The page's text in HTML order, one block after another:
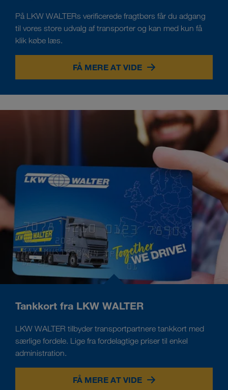
På LKW WALTERs verificerede fragtbørs får du adgang
til vores store udvalg af transporter og kan med kun få
klik købe læs.
FÅ MERE AT VIDE
Tankkort fra LKW WALTER
LKW WALTER tilbyder transportpartnere tankkort med
særlige fordele. Lige fra fordelagtige priser til enkel
administration.
FÅ MERE AT VIDE